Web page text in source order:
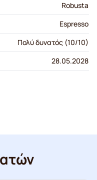
Robusta
Espresso
Πολύ δυνατός (10/10)
28.05.2028